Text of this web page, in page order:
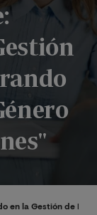
en la Gestión de